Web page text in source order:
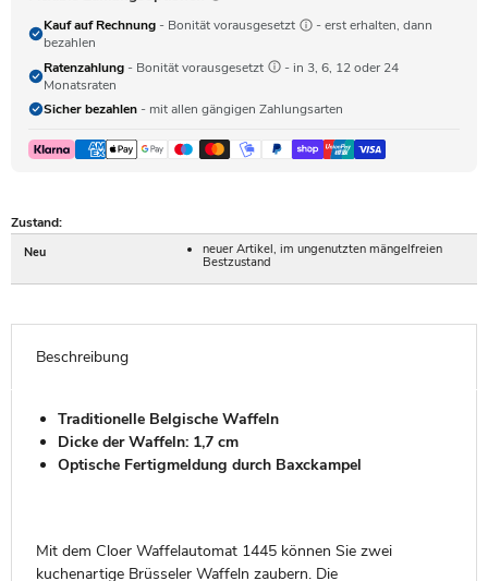
Kauf auf Rechnung - Bonität vorausgesetzt
- erst erhalten, dann
bezahlen
Ratenzahlung - Bonität vorausgesetzt
- in 3, 6, 12 oder 24
Monatsraten
Sicher bezahlen - mit allen gängigen Zahlungsarten
Zustand:
Neu
neuer Artikel, im ungenutzten mängelfreien
Bestzustand
Beschreibung
Traditionelle Belgische Waffeln
Dicke der Waffeln: 1,7 cm
Optische Fertigmeldung durch Baxckampel
Mit dem Cloer Waffelautomat 1445 können Sie zwei
kuchenartige Brüsseler Waffeln zaubern. Die